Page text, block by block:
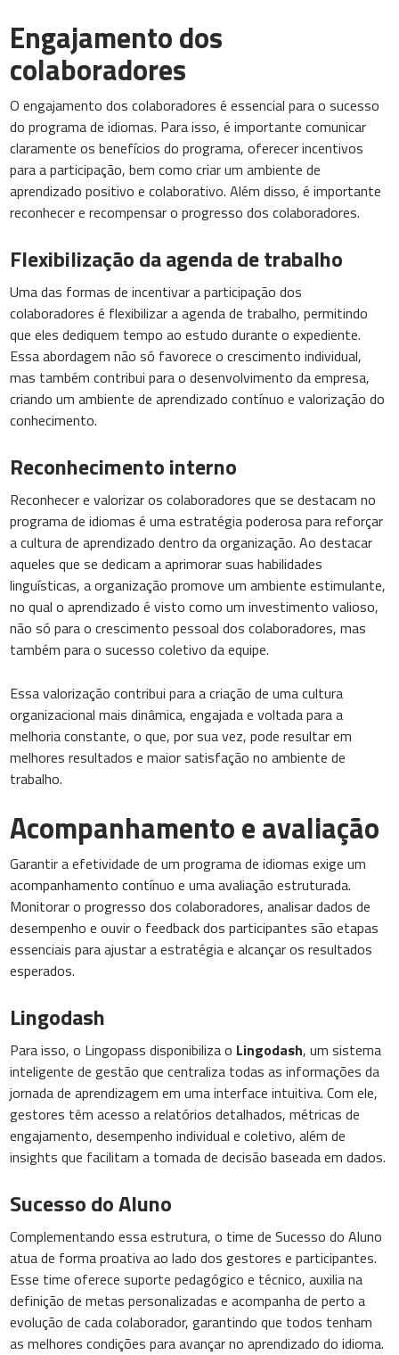
Engajamento dos
colaboradores
O engajamento dos colaboradores é essencial para o sucesso
do programa de idiomas. Para isso, é importante comunicar
claramente os benefícios do programa, oferecer incentivos
para a participação, bem como criar um ambiente de
aprendizado positivo e colaborativo. Além disso, é importante
reconhecer e recompensar o progresso dos colaboradores.
Flexibilização da agenda de trabalho
Uma das formas de incentivar a participação dos
colaboradores é flexibilizar a agenda de trabalho, permitindo
que eles dediquem tempo ao estudo durante o expediente.
Essa abordagem não só favorece o crescimento individual,
mas também contribui para o desenvolvimento da empresa,
criando um ambiente de aprendizado contínuo e valorização do
conhecimento.
Reconhecimento interno
Reconhecer e valorizar os colaboradores que se destacam no
programa de idiomas é uma estratégia poderosa para reforçar
a cultura de aprendizado dentro da organização. Ao destacar
aqueles que se dedicam a aprimorar suas habilidades
linguísticas, a organização promove um ambiente estimulante,
no qual o aprendizado é visto como um investimento valioso,
não só para o crescimento pessoal dos colaboradores, mas
também para o sucesso coletivo da equipe.
Essa valorização contribui para a criação de uma cultura
organizacional mais dinâmica, engajada e voltada para a
melhoria constante, o que, por sua vez, pode resultar em
melhores resultados e maior satisfação no ambiente de
trabalho.
Acompanhamento e avaliação
Garantir a efetividade de um programa de idiomas exige um
acompanhamento contínuo e uma avaliação estruturada.
Monitorar o progresso dos colaboradores, analisar dados de
desempenho e ouvir o feedback dos participantes são etapas
essenciais para ajustar a estratégia e alcançar os resultados
esperados.
Lingodash
Para isso, o Lingopass disponibiliza o Lingodash, um sistema
inteligente de gestão que centraliza todas as informações da
jornada de aprendizagem em uma interface intuitiva. Com ele,
gestores têm acesso a relatórios detalhados, métricas de
engajamento, desempenho individual e coletivo, além de
insights que facilitam a tomada de decisão baseada em dados.
Sucesso do Aluno
Complementando essa estrutura, o time de Sucesso do Aluno
atua de forma proativa ao lado dos gestores e participantes.
Esse time oferece suporte pedagógico e técnico, auxilia na
definição de metas personalizadas e acompanha de perto a
evolução de cada colaborador, garantindo que todos tenham
as melhores condições para avançar no aprendizado do idioma.